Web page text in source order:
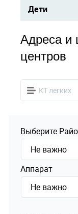
Дети
Адреса и
центров
КТ легких
Выберите
Не важно
Аппарат
Не важно